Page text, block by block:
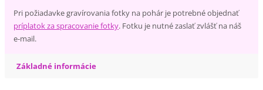
Pri požiadavke gravírovania fotky na pohár je potrebné objednať
príplatok za spracovanie fotky. Fotku je nutné zaslať zvlášť na náš
e-mail.
Základné informácie